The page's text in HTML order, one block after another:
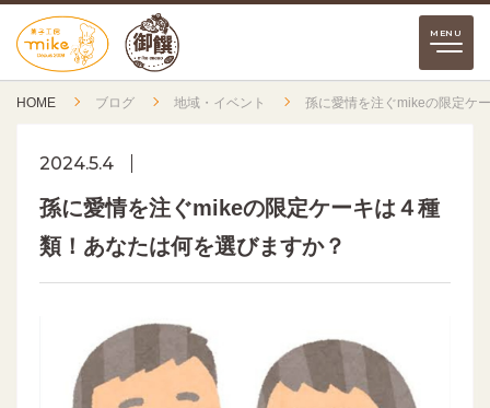
HOME ブログ 地域・イベント 孫に愛情を注ぐmikeの限定ケ
2024.5.4
孫に愛情を注ぐmikeの限定ケーキは４種
類！あなたは何を選びますか？